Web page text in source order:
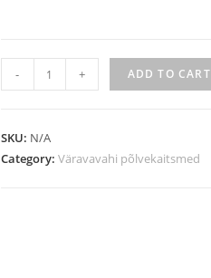
- + ADD TO CART
SKU: N/A
Category: Väravavahi põlvekaitsmed